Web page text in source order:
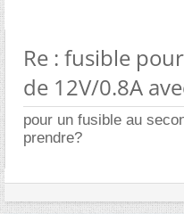
Re : fusible
de 12V/0.8A
pour un fusible au
prendre?